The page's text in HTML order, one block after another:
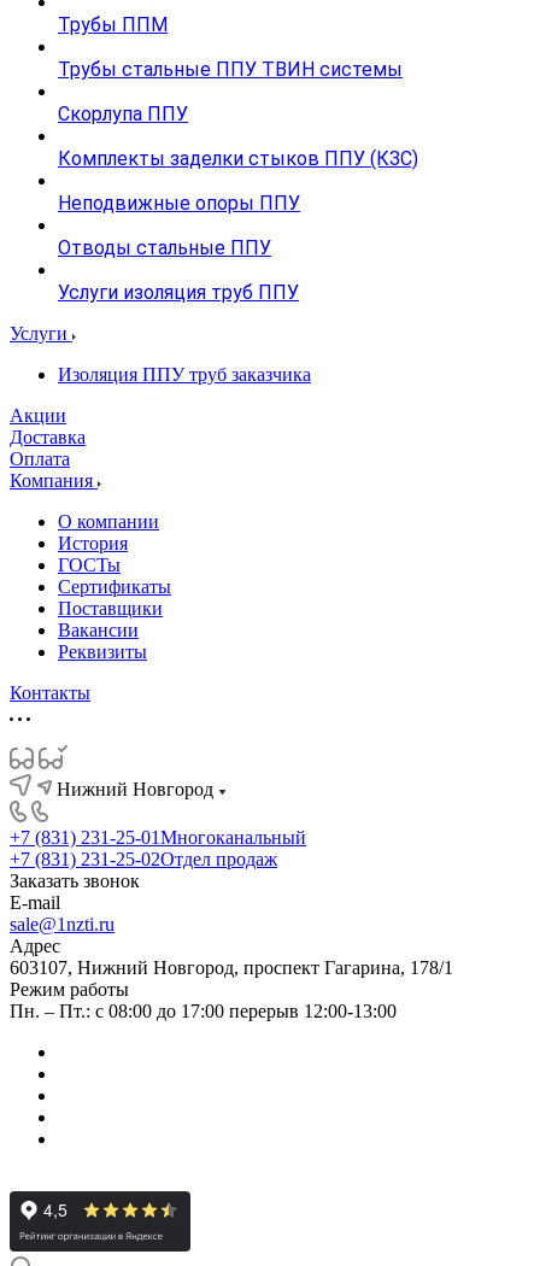
Трубы ППМ
Трубы стальные ППУ ТВИН системы
Скорлупа ППУ
Комплекты заделки стыков ППУ (КЗС)
Неподвижные опоры ППУ
Отводы стальные ППУ
Услуги изоляция труб ППУ
Услуги
Изоляция ППУ труб заказчика
Акции
Доставка
Оплата
Компания
О компании
История
ГОСТы
Сертификаты
Поставщики
Вакансии
Реквизиты
Контакты
Нижний Новгород
+7 (831) 231-25-01Многоканальный
+7 (831) 231-25-02Отдел продаж
Заказать звонок
E-mail
sale@1nzti.ru
Адрес
603107, Нижний Новгород, проспект Гагарина, 178/1
Режим работы
Пн. – Пт.: с 08:00 до 17:00 перерыв 12:00-13:00